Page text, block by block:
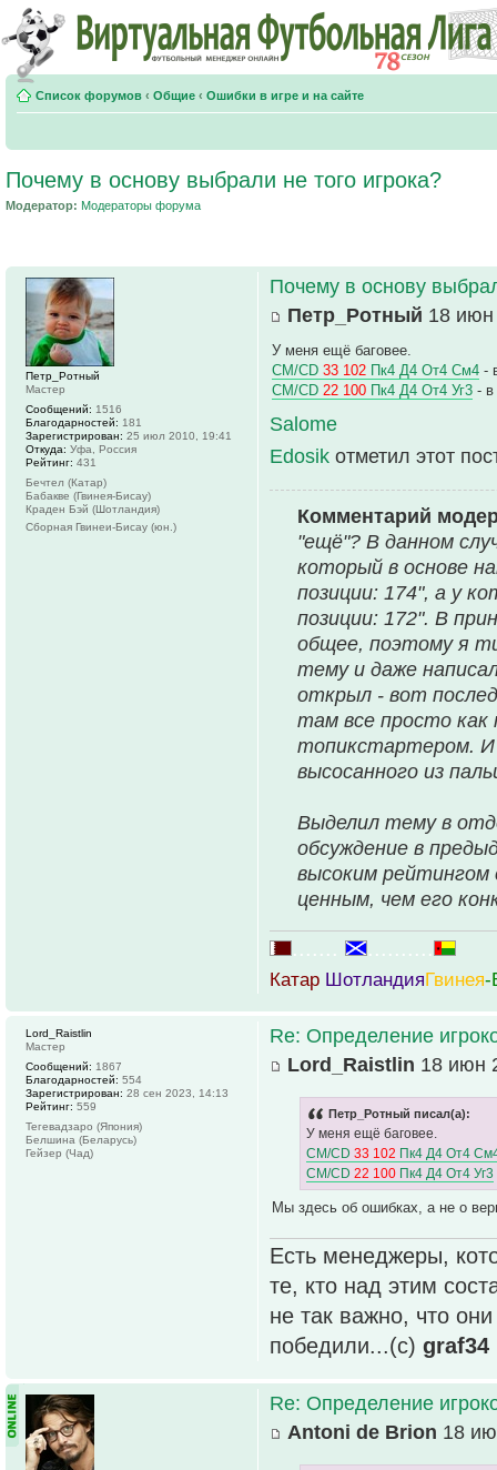
Список форумов ‹ Общие ‹ Ошибки в игре и на сайте
Почему в основу выбрали не того игрока?
Модератор: Модераторы форума
Почему в основу
Петр_Ротный 18 июн
У меня ещё баговее.
CM/CD 33 102 Пк4 Д4 От4 См4 -
CM/CD 22 100 Пк4 Д4 От4 Уг3 - в
Salome
Edosik отметил этот
Комментарий
"ещё"? В данном
который в основе
позиции: 174", а у
позиции: 172". В
общее, поэтому я
тему и даже
открыл - вот
там все просто как
топикстартером. И
высосанного из
Выделил тему в
обсуждение в
высоким рейтингом
ценным, чем его
....... ..........
Катар Шотландия Гвинея-
Петр_Ротный
Мастер
Сообщений: 1516
Благодарностей: 181
Зарегистрирован: 25 июл 2010, 19:41
Откуда: Уфа, Россия
Рейтинг: 431
Бечтел (Катар)
Бабакве (Гвинея-Бисау)
Краден Бэй (Шотландия)
Сборная Гвинеи-Бисау (юн.)
Re: Определение
Lord_Raistlin 18 июн
Петр_Ротный писал(а):
У меня ещё баговее.
CM/CD 33 102 Пк4 Д4 От4
CM/CD 22 100 Пк4 Д4 От4 Уг3
Мы здесь об ошибках, а не о
Есть менеджеры,
те, кто над этим
не так важно, что
победили...(с) graf34
Lord_Raistlin
Мастер
Сообщений: 1867
Благодарностей: 554
Зарегистрирован: 28 сен 2023, 14:13
Рейтинг: 559
Тегевадзаро (Япония)
Белшина (Беларусь)
Гейзер (Чад)
Re: Определение
Antoni de Brion 18